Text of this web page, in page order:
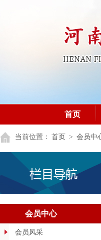
首页
加入协会
当前位置： 首页 > 会员中
会员中心
会员风采